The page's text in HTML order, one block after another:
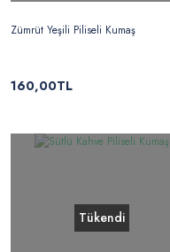
Zümrüt Yeşili Piliseli Kumaş
160,00TL
Tükendi